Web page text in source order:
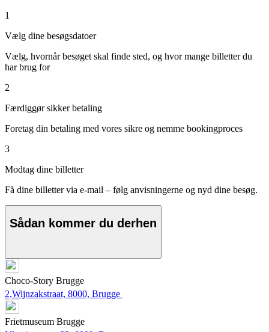
1
Vælg dine besøgsdatoer
Vælg, hvornår besøget skal finde sted, og hvor mange billetter du
har brug for
2
Færdiggør sikker betaling
Foretag din betaling med vores sikre og nemme bookingproces
3
Modtag dine billetter
Få dine billetter via e-mail – følg anvisningerne og nyd dine besøg.
Sådan kommer du derhen
Choco-Story Brugge
2,Wijnzakstraat, 8000, Brugge
Frietmuseum Brugge